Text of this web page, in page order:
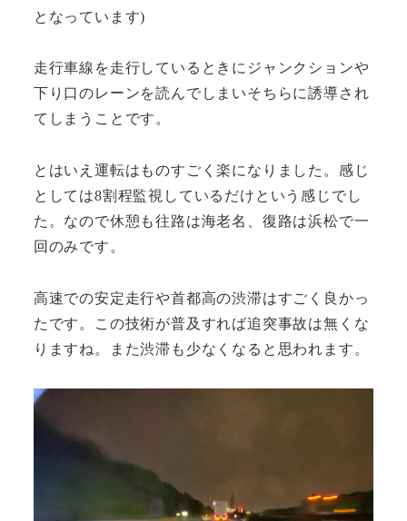
となっています)
走行車線を走行しているときにジャンクションや
下り口のレーンを読んでしまいそちらに誘導され
てしまうことです。
とはいえ運転はものすごく楽になりました。感じ
としては8割程監視しているだけという感じでし
た。なので休憩も往路は海老名、復路は浜松で一
回のみです。
高速での安定走行や首都高の渋滞はすごく良かっ
たです。この技術が普及すれば追突事故は無くな
りますね。また渋滞も少なくなると思われます。